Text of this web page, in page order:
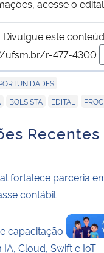
acesse o
Divulgue este
ufsm.br/r-477-4300
BOLSISTA EDITAL
Recentes
fortalece parceria
contábil
capacitação em
Cloud, Swift e IoT